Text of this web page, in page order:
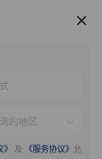
服务推荐
及 《服务协议》 允